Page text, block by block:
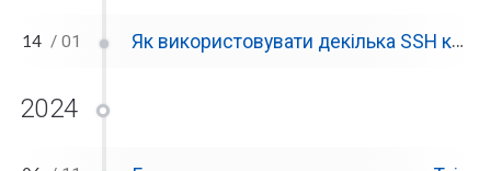
14 / 01 Як використовувати декілька SSH ключів для різних репозиторіїв GitHub
2024